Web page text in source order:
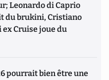
Leonardo di Caprio
du brukini, Cristiano
Cruise joue du
pourrait bien être une